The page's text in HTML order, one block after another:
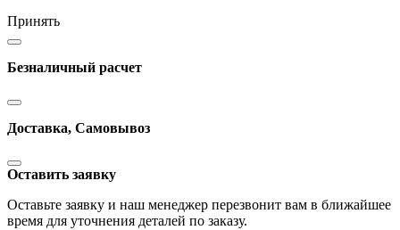
Принять
Безналичный расчет
Доставка, Самовывоз
Оставить заявку
Оставьте заявку и наш менеджер перезвонит вам в ближайшее
время для уточнения деталей по заказу.